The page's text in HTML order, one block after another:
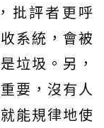
批評者更呼
系統，會被
垃圾。另，
要，沒有人
能規律地使